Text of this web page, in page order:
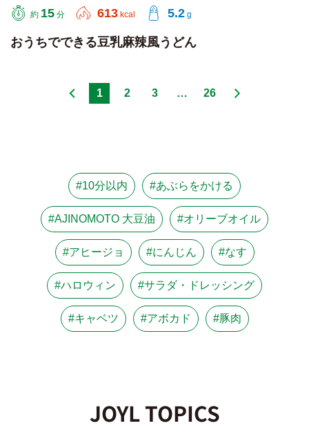
約 15 分 613 kcal 5.2 g
おうちでできる豆乳麻辣風うどん
1 2 3 … 26
#10分以内 #あぶらをかける
#AJINOMOTO 大豆油 #オリーブオイル
#アヒージョ #にんじん #なす
#ハロウィン #サラダ・ドレッシング
#キャベツ #アボカド #豚肉
JOYL TOPICS